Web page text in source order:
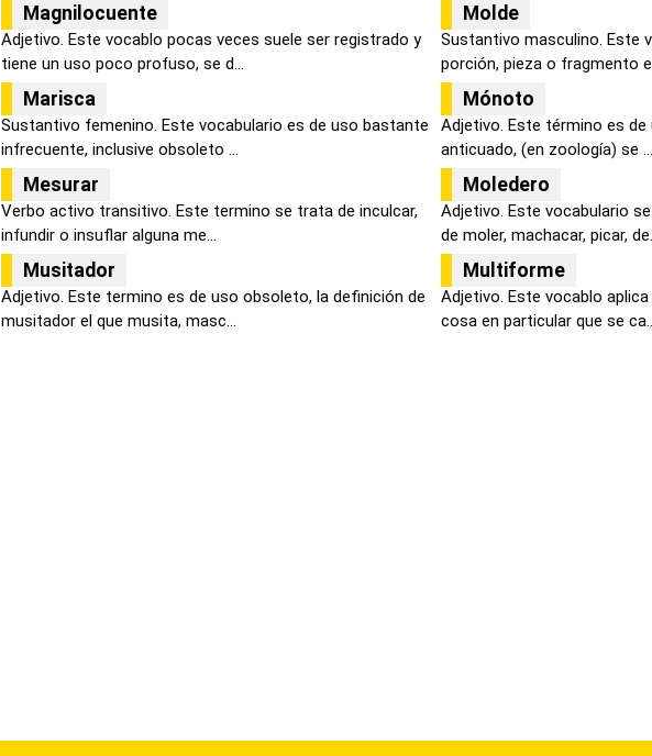
Magnilocuente
Adjetivo. Este vocablo pocas veces suele ser registrado y
tiene un uso poco profuso, se d...
Molde
Sustantivo masculino. Este
porción, pieza o fragmento
Marisca
Sustantivo femenino. Este vocabulario es de uso bastante
infrecuente, inclusive obsoleto ...
Mónoto
Adjetivo. Este término es
anticuado, (en zoología) se ...
Mesurar
Verbo activo transitivo. Este termino se trata de inculcar,
infundir o insuflar alguna me...
Moledero
Adjetivo. Este vocabulario
de moler, machacar, picar,
Musitador
Adjetivo. Este termino es de uso obsoleto, la definición de
musitador el que musita, masc...
Multiforme
Adjetivo. Este vocablo
cosa en particular que se